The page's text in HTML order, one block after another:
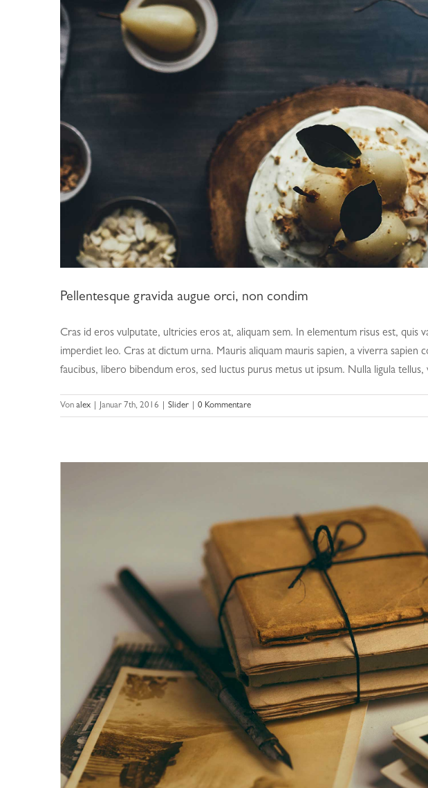
Pellentesque gravida augue orci, non condim
Cras id eros vulputate, ultricies eros at, aliquam sem. In elementum risus est, quis
imperdiet leo. Cras at dictum urna. Mauris aliquam mauris sapien, a viverra
faucibus, libero bibendum eros, sed luctus purus metus ut ipsum. Nulla ligula
Von alex Januar 7th, 2016 Slider 0 Kommentare